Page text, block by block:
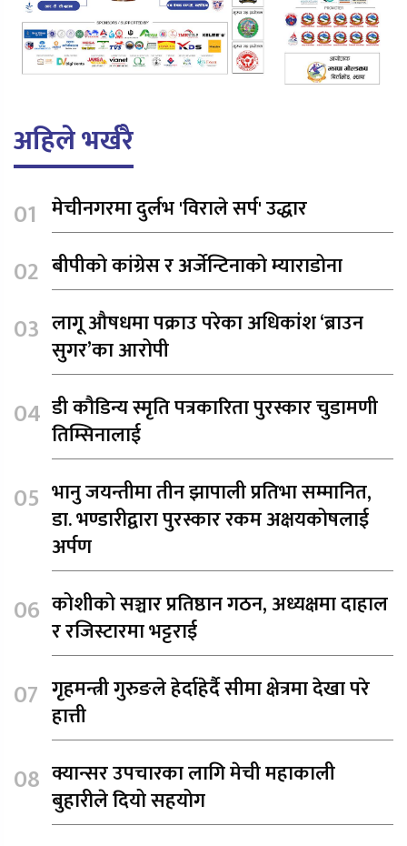
अहिले भर्खरै
मेचीनगरमा दुर्लभ 'विराले सर्प' उद्धार
बीपीको कांग्रेस र अर्जेन्टिनाको म्याराडोना
लागू औषधमा पक्राउ परेका अधिकांश ‘ब्राउन
सुगर’का आरोपी
डी कौडिन्य स्मृति पत्रकारिता पुरस्कार चुडामणी
तिम्सिनालाई
भानु जयन्तीमा तीन झापाली प्रतिभा सम्मानित,
डा. भण्डारीद्वारा पुरस्कार रकम अक्षयकोषलाई
अर्पण
कोशीको सञ्चार प्रतिष्ठान गठन, अध्यक्षमा दाहाल
र रजिस्टारमा भट्टराई
गृहमन्त्री गुरुङले हेर्दाहेर्दै सीमा क्षेत्रमा देखा परे
हात्ती
क्यान्सर उपचारका लागि मेची महाकाली
बुहारीले दियो सहयोग